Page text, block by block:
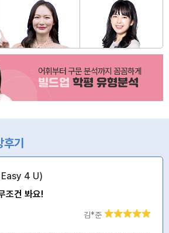
어휘부터 구문 분석까지 꼼꼼하게
빌드업 학평 유형분석
기
Easy 4 U)
조건 봐요!
김*준